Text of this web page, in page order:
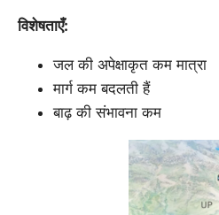
विशेषताएँ:
जल की अपेक्षाकृत कम मात्रा
मार्ग कम बदलती हैं
बाढ़ की संभावना कम